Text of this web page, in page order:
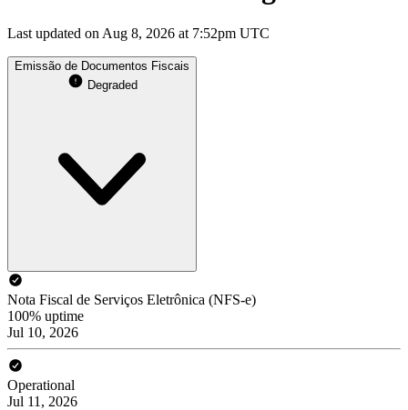
Last updated on Aug 8, 2026 at 7:52pm UTC
Emissão de Documentos Fiscais
Degraded
Nota Fiscal de Serviços Eletrônica (NFS-e)
100% uptime
Jul 10, 2026
Operational
Jul 11, 2026